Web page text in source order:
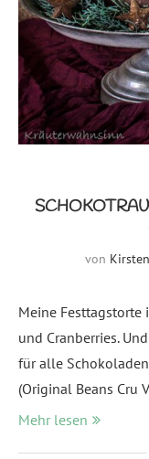
von
Meine Festtagstorte
und Cranberries.
für alle
(Original Beans Cru
Mehr lesen